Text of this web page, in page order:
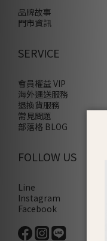
品牌故事
門市資訊
SERVICE
會員權益 VIP
海外運送服務
退換貨服務
常見問題
部落格 BLOG
FOLLOW US
Line
Instagram
Facebook